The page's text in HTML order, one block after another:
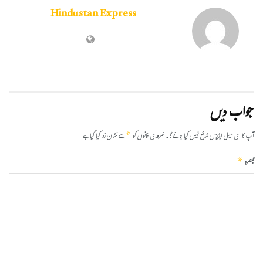
Hindustan Express
جواب دیں
آپ کا ای میل ایڈریس شائع نہیں کیا جائے گا۔ضروری خانوں کو*سے نشان زد کیا گیا ہے
تبصرہ*